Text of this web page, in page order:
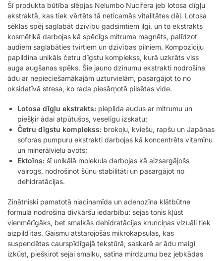
Šī produkta būtība slēpjas Nelumbo Nucifera jeb lotosa dīgļu
ekstraktā, kas tiek vērtēts tā neticamās vitalitātes dēļ. Lotosa
sēklas spēj saglabāt dzīvību gadsimtiem ilgi, un to ekstrakts
kosmētikā darbojas kā spēcīgs mitruma magnēts, palīdzot
audiem saglabāties tvirtiem un dzīvības pilniem. Kompozīciju
papildina unikāls četru dīgstu komplekss, kurā uzkrāts viss
auga augšanas spēks. Šie jauno dzinumu ekstrakti nodrošina
ādu ar nepieciešamākajām uzturvielām, pasargājot to no
oksidatīvā stresa, ko rada piesārņotā pilsētas vide.
Lotosa dīgļu ekstrakts: piepilda audus ar mitrumu un
piešķir ādai atpūtušos, veselīgu izskatu;
Četru dīgstu komplekss: brokoļu, kviešu, rapšu un Japānas
soforas pumpuru ekstrakti darbojas kā koncentrēts vitamīnu
un minerālvielu avots;
Ektoīns: šī unikālā molekula darbojas kā aizsargājošs
vairogs, nodrošinot šūnu stabilitāti un pasargājot no
dehidratācijas.
Zinātniski pamatotā niacinamīda un adenozīna klātbūtne
formulā nodrošina divkāršu iedarbību: sejas tonis kļūst
vienmērīgāks, bet smalkās dehidratācijas krunciņas vizuāli tiek
aizpildītas. Gaismu atstarojošās mikrokapsulas, kas
suspendētas caurspīdīgajā tekstūrā, saskarē ar ādu maigi
izkūst, piešķirot sejai smalku, satīna mirdzumu bez jebkādas